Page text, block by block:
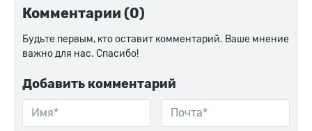
Комментарии (0)
Будьте первым, кто оставит комментарий. Ваше мнение
важно для нас. Спасибо!
Добавить комментарий